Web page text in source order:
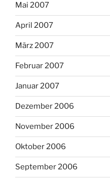
Mai 2007
April 2007
März 2007
Februar 2007
Januar 2007
Dezember 2006
November 2006
Oktober 2006
September 2006